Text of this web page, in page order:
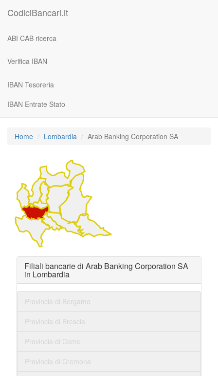
CodiciBancari.it
ABI CAB ricerca
Verifica IBAN
IBAN Tesoreria
IBAN Entrate Stato
Home Lombardia Arab Banking Corporation SA
Filiali bancarie di Arab Banking Corporation SA
in Lombardia
Provincia di Bergamo
Provincia di Brescia
Provincia di Como
Provincia di Cremona